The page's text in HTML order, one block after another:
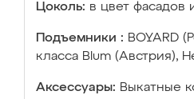
Цоколь: в цвет фасадов
Подъемники : BOYARD
класса Blum (Австрия),
Аксессуары: Выкатные